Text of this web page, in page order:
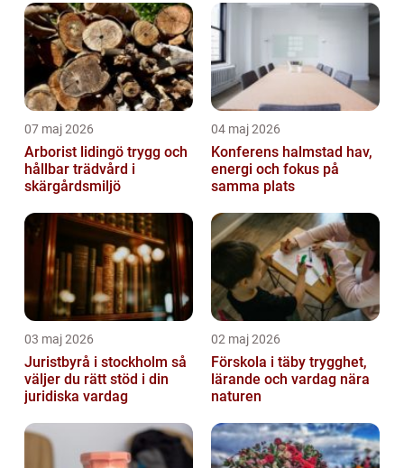
07 maj 2026
Arborist lidingö trygg och
hållbar trädvård i
skärgårdsmiljö
04 maj 2026
Konferens halmstad hav,
energi och fokus på
samma plats
03 maj 2026
Juristbyrå i stockholm så
väljer du rätt stöd i din
juridiska vardag
02 maj 2026
Förskola i täby trygghet,
lärande och vardag nära
naturen